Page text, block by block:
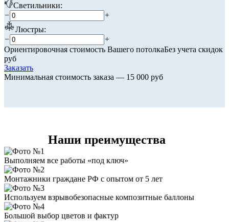
Светильники:
−
+
Люстры:
−
+
Ориентировочная стоимость Вашего потолкаБез учета скидок
руб
Заказать
Минимальная стоимость заказа — 15 000 руб
Наши преимущества
Выполняем все работы «под ключ»
Монтажники граждане РФ с опытом от 5 лет
Используем взрывобезопасные композитные баллоны
Большой выбор цветов и фактур